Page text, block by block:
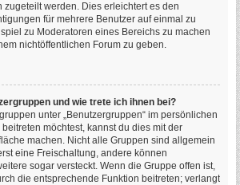
zugeteilt werden. Dies erleichtert es den
für mehrere Benutzer auf einmal zu
zu Moderatoren eines Bereichs zu machen
nichtöffentlichen Forum zu geben.
und wie trete ich ihnen bei?
unter „Benutzergruppen“ im persönlichen
möchtest, kannst du dies mit der
machen. Nicht alle Gruppen sind allgemein
eine Freischaltung, andere können
sogar versteckt. Wenn die Gruppe offen ist,
die entsprechende Funktion beitreten; verlangt